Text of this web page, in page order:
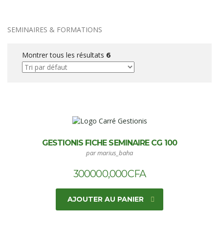
SEMINAIRES & FORMATIONS
Montrer tous les résultats 6
GESTIONIS FICHE SEMINAIRE CG 100
par marius_baha
300000,000CFA
AJOUTER AU PANIER